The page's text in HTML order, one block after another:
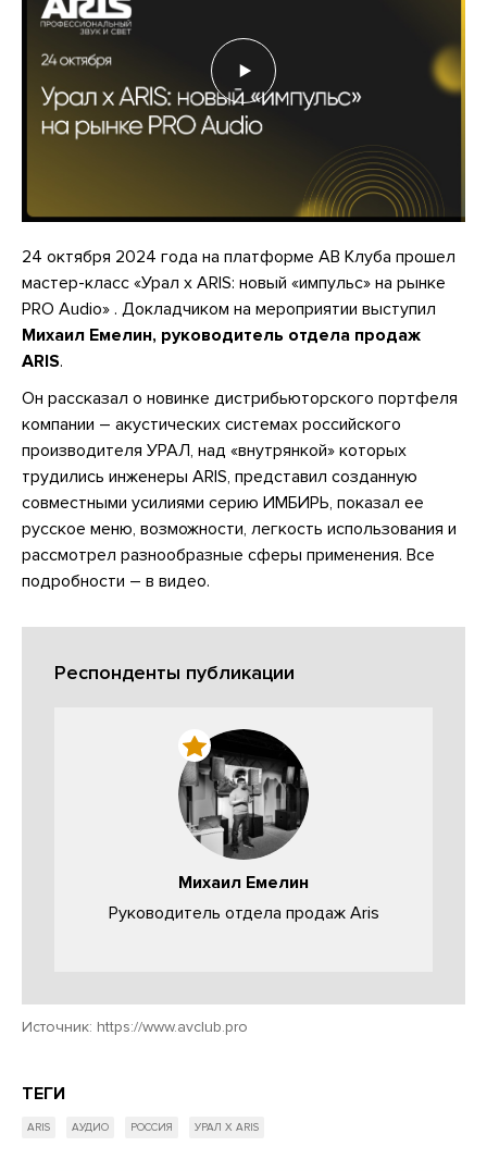
24 октября 2024 года на платформе АВ Клуба прошел
мастер-класс «Урал x ARIS: новый «импульс» на рынке
PRO Audio» . Докладчиком на мероприятии выступил
Михаил Емелин, руководитель отдела продаж
ARIS.
Он рассказал о новинке дистрибьюторского портфеля
компании – акустических системах российского
производителя УРАЛ, над «внутрянкой» которых
трудились инженеры ARIS, представил созданную
совместными усилиями серию ИМБИРЬ, показал ее
русское меню, возможности, легкость использования и
рассмотрел разнообразные сферы применения. Все
подробности – в видео.
Респонденты публикации
Михаил Емелин
Руководитель отдела продаж Aris
Источник: https://www.avclub.pro
ТЕГИ
ARIS АУДИО РОССИЯ УРАЛ Х ARIS